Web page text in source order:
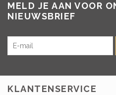
MELD JE AAN VOOR
NIEUWSBRIEF
KLANTENSERVICE